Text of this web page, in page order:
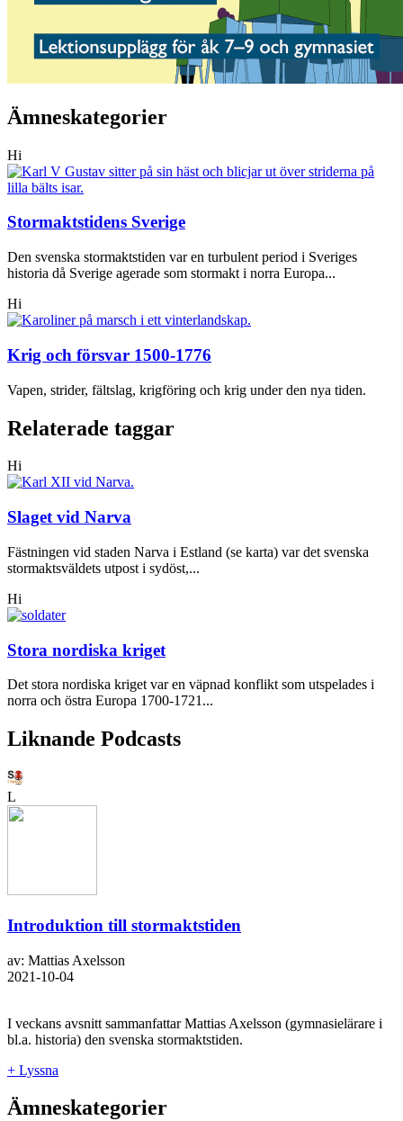
Ämneskategorier
Hi
Stormaktstidens Sverige
Den svenska stormaktstiden var en turbulent period i Sveriges
historia då Sverige agerade som stormakt i norra Europa...
Hi
Krig och försvar 1500-1776
Vapen, strider, fältslag, krigföring och krig under den nya tiden.
Relaterade taggar
Hi
Slaget vid Narva
Fästningen vid staden Narva i Estland (se karta) var det svenska
stormaktsväldets utpost i sydöst,...
Hi
Stora nordiska kriget
Det stora nordiska kriget var en väpnad konflikt som utspelades i
norra och östra Europa 1700-1721...
Liknande Podcasts
L
Introduktion till stormaktstiden
av: Mattias Axelsson
2021-10-04
I veckans avsnitt sammanfattar Mattias Axelsson (gymnasielärare i
bl.a. historia) den svenska stormaktstiden.
+ Lyssna
Ämneskategorier